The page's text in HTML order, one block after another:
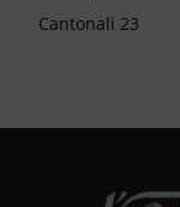
Cantonali 23